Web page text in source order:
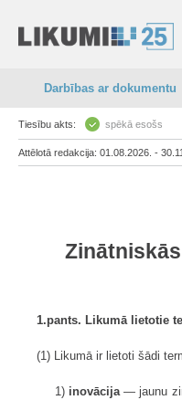
Darbības ar dokumentu
Tiesību akts: spēkā esošs
Attēlotā redakcija: 01.08.2026. -
1.pants. Likumā lietotie
(1) Likumā ir lietoti šādi
1) inovācija — jaunu